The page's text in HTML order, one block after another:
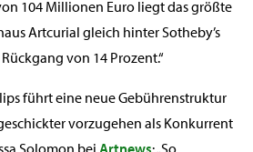
104 Millionen Euro liegt das größte
Artcurial gleich hinter Sotheby’s
von 14 Prozent.“
führt eine neue Gebührenstruktur
vorzugehen als Konkurrent